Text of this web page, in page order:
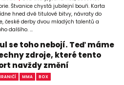
Štvanice chystá jubilejní bouři. Karta
hned dvě titulové bitvy, návraty do
české derby dvou mladých talentů a
dalšího. ...
se toho nebojí. Teď máme
zdroje, které tento
navždy změní
MMA BOX